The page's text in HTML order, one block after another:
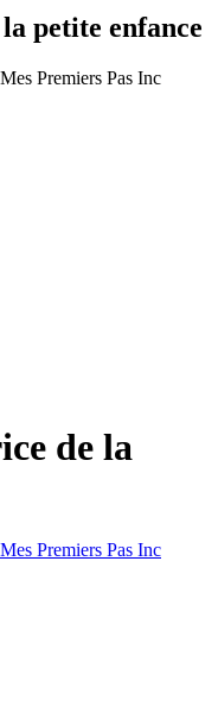
petite enfance
Premiers Pas Inc
de la
Premiers Pas Inc